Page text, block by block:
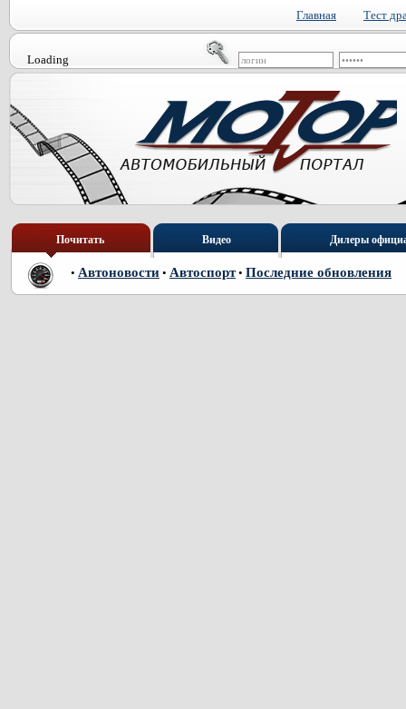
Главная Тест
Loading
Почитать Видео Дилеры
• Автоновости • Автоспорт• Последние обновления